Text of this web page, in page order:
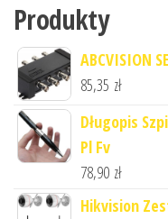
Produkty
ABCVISION
85,35 zł
Długopis
Pl Fv
78,90 zł
Hikvision